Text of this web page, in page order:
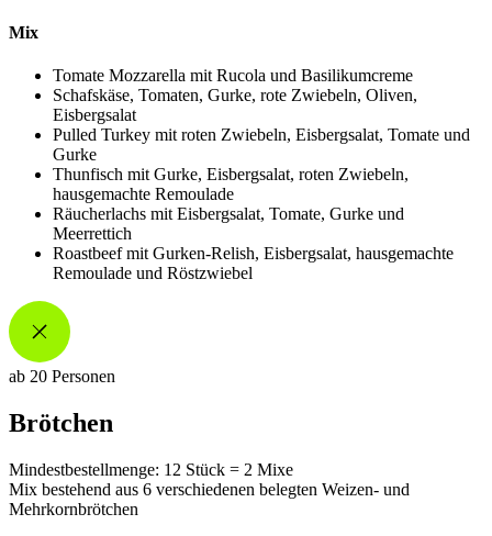
Mix
Tomate Mozzarella mit Rucola und Basilikumcreme
Schafskäse, Tomaten, Gurke, rote Zwiebeln, Oliven,
Eisbergsalat
Pulled Turkey mit roten Zwiebeln, Eisbergsalat, Tomate und
Gurke
Thunfisch mit Gurke, Eisbergsalat, roten Zwiebeln,
hausgemachte Remoulade
Räucherlachs mit Eisbergsalat, Tomate, Gurke und
Meerrettich
Roastbeef mit Gurken-Relish, Eisbergsalat, hausgemachte
Remoulade und Röstzwiebel
ab 20 Personen
Brötchen
Mindestbestellmenge: 12 Stück = 2 Mixe
Mix bestehend aus 6 verschiedenen belegten Weizen- und
Mehrkornbrötchen